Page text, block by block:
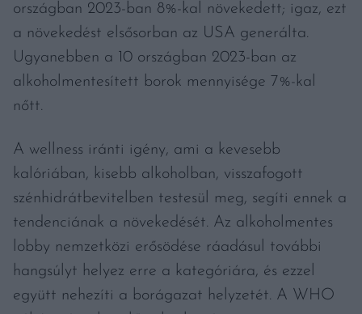
országban 2023-ban 8%-kal növekedett; igaz, ezt
a növekedést elsősorban az USA generálta.
Ugyanebben a 10 országban 2023-ban az
alkoholmentesített borok mennyisége 7%-kal
nőtt.
A wellness iránti igény, ami a kevesebb
kalóriában, kisebb alkoholban, visszafogott
szénhidrátbevitelben testesül meg, segíti ennek a
tendenciának a növekedését. Az alkoholmentes
lobby nemzetközi erősödése ráadásul további
hangsúlyt helyez erre a kategóriára, és ezzel
együtt nehezíti a borágazat helyzetét. A WHO